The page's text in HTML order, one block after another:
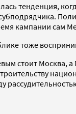
тенденция,
кампании сам
тоже
стоит Москва,